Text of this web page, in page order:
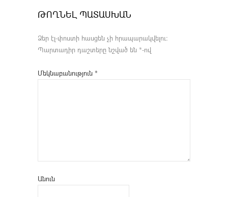
ԹՈՂՆԵԼ ՊԱՏԱՍԽԱՆ
Ձեր էլ-փոստի հասցեն չի հրապարակվելու։
Պարտադիր դաշտերը նշված են *-ով
Մեկնաբանություն *
Անուն